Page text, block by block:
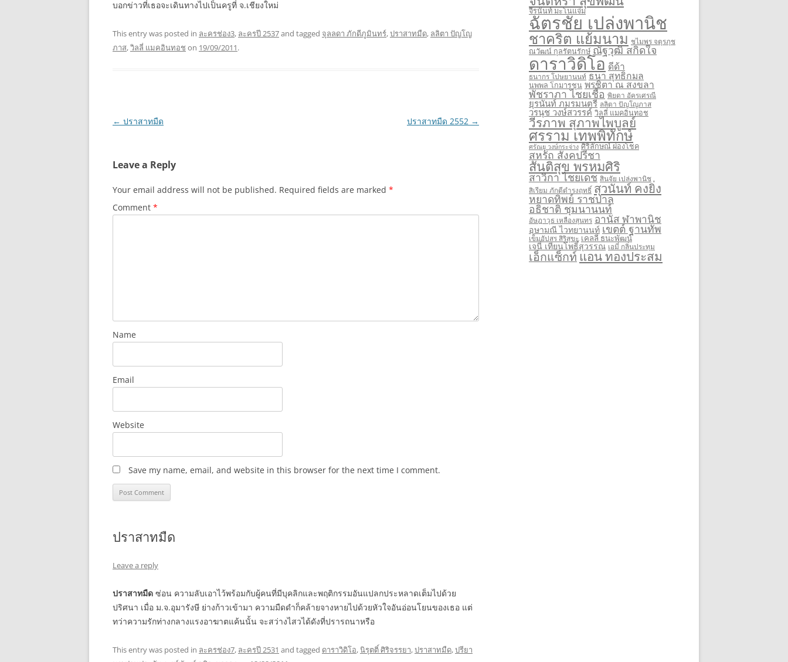
บอกข่าวที่เธอจะเดินทางไปเป็นครูที่ จ.เชียงใหม่
This entry was posted in ละครช่อง3, ละครปี 2537and tagged จุลลดา ภักดีภูมินทร์,ปราสาทมืด, ลลิตา ปัญโญ
ภาส,วิลลี่ แมคอินทอช on 19/09/2011.
Post
← ปราสาทมืด ปราสาทมืด 2552 →
Leave a Reply
Your email address will not be published. Required fields are marked *
Comment *
Name
Email
Website
Save my name, email, and website in this browser for the next time I comment.
ปราสาทมืด
Leave a reply
ปราสาทมืด ซ่อน ความลับเอาไว้พร้อมกับผู้คนที่มีบุคลิกและพฤติกรรมอันแปลกประหลาดเต็มไปด้วย
ปริศนา เมื่อ ม.จ.อุมารังษี ย่างก้าวเข้ามา ความมืดดำก็คล้ายจางหายไปด้วยหัวใจอันอ่อนโยนของเธอ แต่
ทว่าความรักท่างกลางแรงอาฆาตแค้นนั้น จะสว่างไสวได้ดังที่ปรารถนาหรือ
This entry was posted in ละครช่อง7, ละครปี 2531 and tagged ดาราวิดิโอ,นิรุตติ์ ศิริจรรยา,ปราสาทมืด,ปรียา
จีรนันท์ มะโนแจ่ม
ฉัตรชัย เปล่งพานิช
ชาคริต แย้มนาม ชไมพร จตุรภุช
ณวัฒน์ กุลรัตนรักษ์ ณัฐวุฒิ สกิดใจ
ดาราวิดิโอ ดีด้า
ธนากร โปษยานนท์ ธนา สุทธิกมล
นพพล โกมารชุน พรชิตา ณ สงขลา
พัชราภา ไชยเชื้อ พิยดา อัครเศรณี
ยุรนันท์ ภมรมนตรี ลลิตา ปัญโญภาส
วรนุช วงษ์สวรรค์ วิลลี่ แมคอินทอช
วีรภาพ สุภาพไพบูลย์
ศรราม เทพพิทักษ์
ศรัณยู วงษ์กระจ่าง ศิริลักษณ์ ผ่องโชค
สหรัถ สังคปรีชา
สันติสุข พรหมศิริ
สาวิกา ไชยเดช สินจัย เปล่งพานิช
สิเรียม ภักดีดำรงฤทธิ์ สุวนันท์ คงยิ่ง
หยาดทิพย์ ราชปาล
อธิชาติ ชุมนานนท์
อัษฎาวุธ เหลืองสุนทร อานัส ฬาพานิช
อุษามณี ไวทยานนท์ เขตต์ ฐานทัพ
เข็มอัปสร สิริสุขะ เคลลี่ ธนะพัฒน์
เจนี่ เทียนโพธิ์สุวรรณ เอมี่ กลิ่นประทุม
เอ็กแซ็กท์ แอน ทองประสม